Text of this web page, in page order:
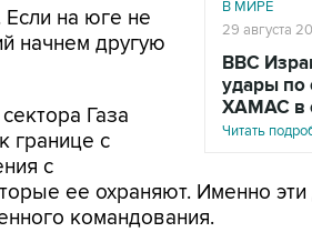
В МИРЕ
29 августа
ВВС
удары по
ХАМАС в
Читать
на юге не
начнем другую
Газа
границе с
с
ее охраняют. Именно эти
командования.